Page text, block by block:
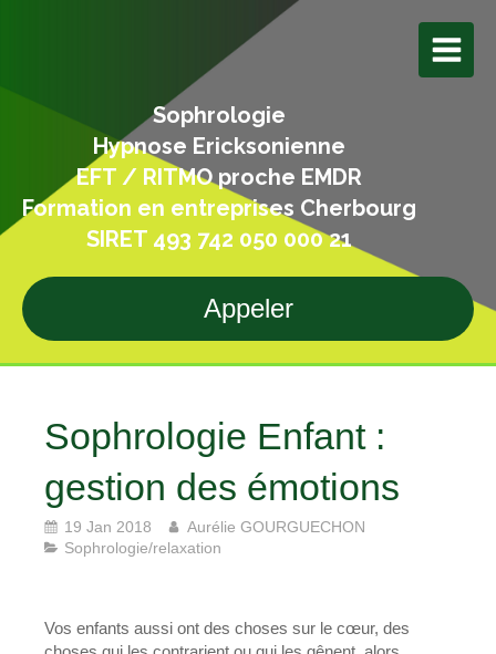
Sophrologie
Hypnose Ericksonienne
EFT / RITMO proche EMDR
Formation en entreprises Cherbourg
SIRET 493 742 050 000 21
Appeler
Sophrologie Enfant :
gestion des émotions
19 Jan 2018
Aurélie GOURGUECHON
Sophrologie/relaxation
Vos enfants aussi ont des choses sur le cœur, des